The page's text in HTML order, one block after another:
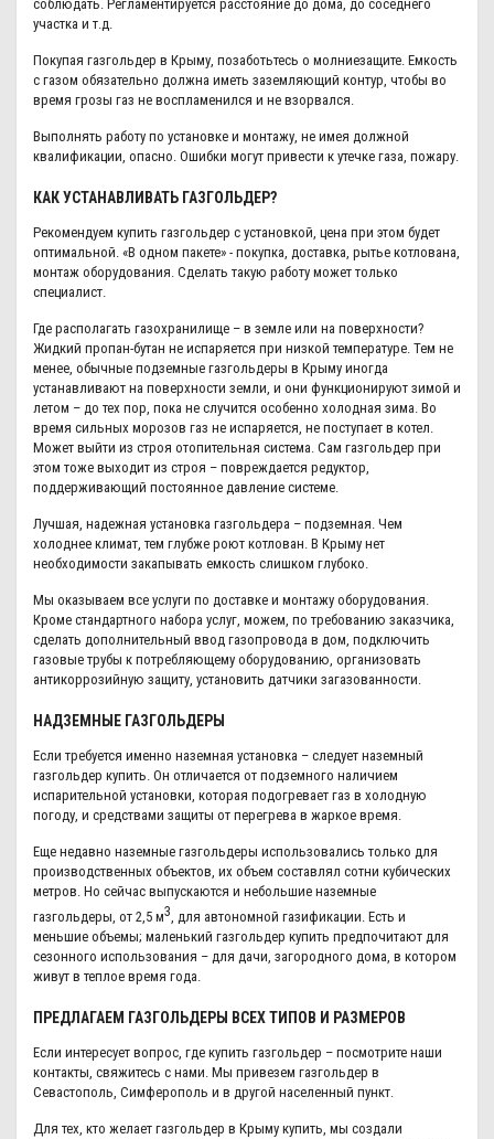
соблюдать. Регламентируется расстояние до дома, до соседнего
участка и т.д.
Покупая газгольдер в Крыму, позаботьтесь о молниезащите. Емкость
с газом обязательно должна иметь заземляющий контур, чтобы во
время грозы газ не воспламенился и не взорвался.
Выполнять работу по установке и монтажу, не имея должной
квалификации, опасно. Ошибки могут привести к утечке газа, пожару.
КАК УСТАНАВЛИВАТЬ ГАЗГОЛЬДЕР?
Рекомендуем купить газгольдер с установкой, цена при этом будет
оптимальной. «В одном пакете» - покупка, доставка, рытье котлована,
монтаж оборудования. Сделать такую работу может только
специалист.
Где располагать газохранилище – в земле или на поверхности?
Жидкий пропан-бутан не испаряется при низкой температуре. Тем не
менее, обычные подземные газгольдеры в Крыму иногда
устанавливают на поверхности земли, и они функционируют зимой и
летом – до тех пор, пока не случится особенно холодная зима. Во
время сильных морозов газ не испаряется, не поступает в котел.
Может выйти из строя отопительная система. Сам газгольдер при
этом тоже выходит из строя – повреждается редуктор,
поддерживающий постоянное давление системе.
Лучшая, надежная установка газгольдера – подземная. Чем
холоднее климат, тем глубже роют котлован. В Крыму нет
необходимости закапывать емкость слишком глубоко.
Мы оказываем все услуги по доставке и монтажу оборудования.
Кроме стандартного набора услуг, можем, по требованию заказчика,
сделать дополнительный ввод газопровода в дом, подключить
газовые трубы к потребляющему оборудованию, организовать
антикоррозийную защиту, установить датчики загазованности.
НАДЗЕМНЫЕ ГАЗГОЛЬДЕРЫ
Если требуется именно наземная установка – следует наземный
газгольдер купить. Он отличается от подземного наличием
испарительной установки, которая подогревает газ в холодную
погоду, и средствами защиты от перегрева в жаркое время.
Еще недавно наземные газгольдеры использовались только для
производственных объектов, их объем составлял сотни кубических
метров. Но сейчас выпускаются и небольшие наземные
газгольдеры, от 2,5 м3, для автономной газификации. Есть и
меньшие объемы; маленький газгольдер купить предпочитают для
сезонного использования – для дачи, загородного дома, в котором
живут в теплое время года.
ПРЕДЛАГАЕМ ГАЗГОЛЬДЕРЫ ВСЕХ ТИПОВ И РАЗМЕРОВ
Если интересует вопрос, где купить газгольдер – посмотрите наши
контакты, свяжитесь с нами. Мы привезем газгольдер в
Севастополь, Симферополь и в другой населенный пункт.
Для тех, кто желает газгольдер в Крыму купить, мы создали